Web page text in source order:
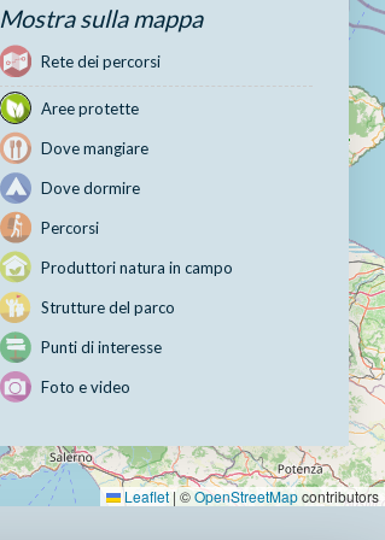
Leaflet| ©OpenStreetMapcontributors
Mostra sulla mappa
Rete dei percorsi
Aree protette
Dove mangiare
Dove dormire
Percorsi
Produttori natura in campo
Strutture del parco
Punti di interesse
Foto e video